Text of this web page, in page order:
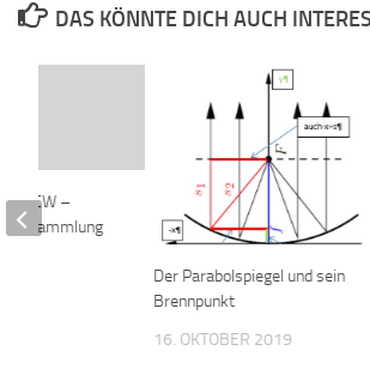
DAS KÖNNTE DICH AUCH
Der Parabolspiegel und sein
Brennpunkt
16. OKTOBER 2019
FACW –